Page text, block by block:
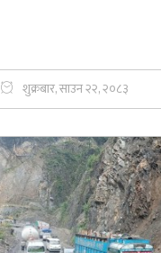
शुक्रबार, साउन २२, २०८३